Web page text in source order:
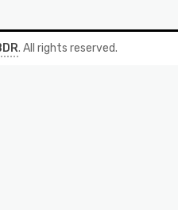
. All rights reserved.